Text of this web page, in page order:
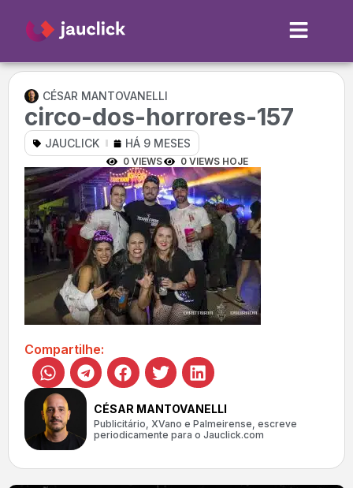
CÉSAR MANTOVANELLI
circo-dos-horrores-157
JAUCLICK HÁ 9 MESES
0 VIEWS 0 VIEWS HOJE
Compartilhe:
CÉSAR MANTOVANELLI
Publicitário, XVano e Palmeirense, escreve
periodicamente para o Jauclick.com